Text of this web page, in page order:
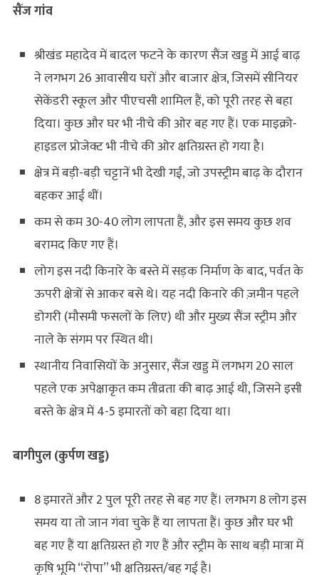
सैंजगांव
श्रीखंड महादेव में बादल फटने के कारण सैंज खड्ड में आई बाढ़
ने लगभग 26 आवासीय घरों और बाजार क्षेत्र, जिसमें सीनियर
सेकेंडरी स्कूल और पीएचसी शामिल हैं, को पूरी तरह से बहा
दिया। कुछ और घर भी नीचे की ओर बह गए हैं। एक माइक्रो-
हाइडल प्रोजेक्ट भी नीचे की ओर क्षतिग्रस्त हो गया है।
क्षेत्र में बड़ी-बड़ी चट्टानें भी देखी गईं, जो उपस्ट्रीम बाढ़ के दौरान
बहकर आई थीं।
कम से कम 30-40 लोग लापता हैं, और इस समय कुछ शव
बरामद किए गए हैं।
लोग इस नदी किनारे के बस्ते में सड़क निर्माण के बाद, पर्वत के
ऊपरी क्षेत्रों से आकर बसे थे। यह नदी किनारे की ज़मीन पहले
डोगरी (मौसमी फसलों के लिए) थी और मुख्य सैंज स्ट्रीम और
नाले के संगम पर स्थित थी।
स्थानीय निवासियों के अनुसार, सैंज खड्ड में लगभग 20 साल
पहले एक अपेक्षाकृत कम तीव्रता की बाढ़ आई थी, जिसने इसी
बस्ते के क्षेत्र में 4-5 इमारतों को बहा दिया था।
बागीपुल(कुर्पण खड्ड)
8 इमारतें और 2 पुल पूरी तरह से बह गए हैं। लगभग 8 लोग इस
समय या तो जान गंवा चुके हैं या लापता हैं। कुछ और घर भी
बह गए हैं या क्षतिग्रस्त हो गए हैं और स्ट्रीम के साथ बड़ी मात्रा में
कृषि भूमि “रोपा” भी क्षतिग्रस्त/बह गई है।